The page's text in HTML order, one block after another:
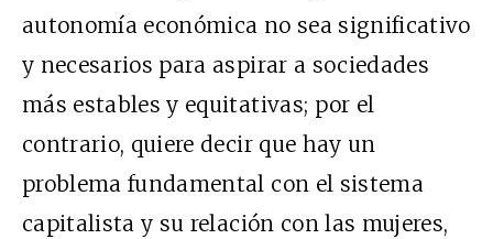
autonomía económica no sea significativo
y necesarios para aspirar a sociedades
más estables y equitativas; por el
contrario, quiere decir que hay un
problema fundamental con el sistema
capitalista y su relación con las mujeres,